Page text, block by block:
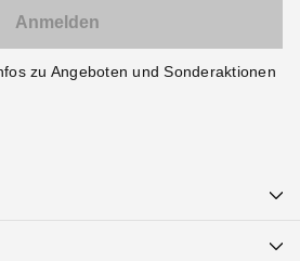
zu Angeboten und Sonderaktionen